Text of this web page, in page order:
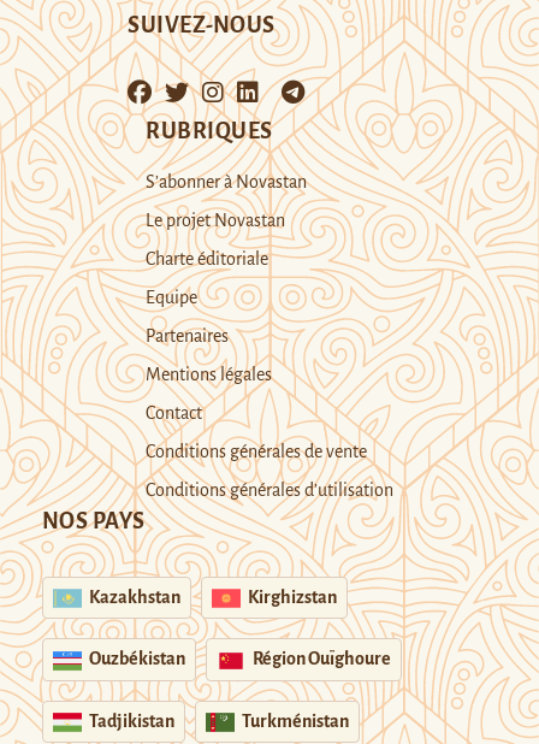
SUIVEZ-NOUS
RUBRIQUES
S’abonner à Novastan
Le projet Novastan
Charte éditoriale
Equipe
Partenaires
Mentions légales
Contact
Conditions générales de vente
Conditions générales d’utilisation
NOS PAYS
Kazakhstan Kirghizstan
Ouzbékistan Région Ouïghoure
Tadjikistan Turkménistan